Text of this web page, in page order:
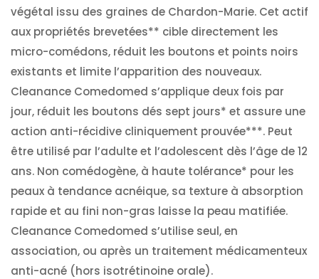
végétal issu des graines de Chardon-Marie. Cet actif
aux propriétés brevetées** cible directement les
micro-comédons, réduit les boutons et points noirs
existants et limite l’apparition des nouveaux.
Cleanance Comedomed s’applique deux fois par
jour, réduit les boutons dés sept jours* et assure une
action anti-récidive cliniquement prouvée***. Peut
être utilisé par l’adulte et l’adolescent dès l’âge de 12
ans. Non comédogène, à haute tolérance* pour les
peaux à tendance acnéique, sa texture à absorption
rapide et au fini non-gras laisse la peau matifiée.
Cleanance Comedomed s’utilise seul, en
association, ou après un traitement médicamenteux
anti-acné (hors isotrétinoine orale).